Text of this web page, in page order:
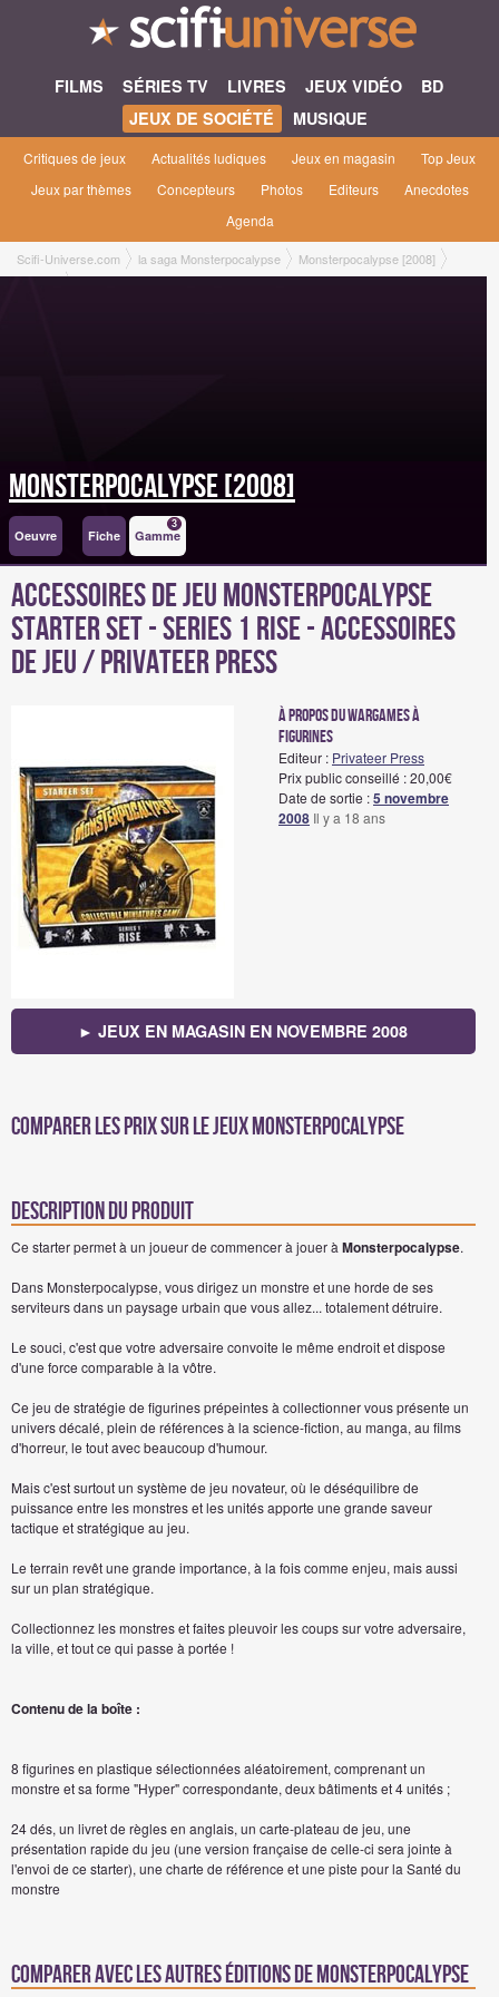
FILMS SÉRIES TV LIVRES JEUX VIDÉO
BD
JEUX DE SOCIÉTÉ
MUSIQUE
Critiques de jeux Actualités ludiques Jeux en magasin
Top Jeux
Jeux par thèmes
Concepteurs Photos Editeurs
Anecdotes
Agenda
Scifi-Universe.com la saga Monsterpocalypse
Monsterpocalypse [2008]
Gamme
Monsterpocalypse [2008]
Oeuvre Fiche Gamme
3
Accessoires de jeu Monsterpocalypse
Starter Set - Series 1 Rise - Accessoires
de jeu / Privateer Press
à propos du wargames à
figurines
Editeur : Privateer Press
Prix public conseillé : 20,00€
Date de sortie :5 novembre
2008 Il y a 18 ans
► JEUX EN MAGASIN EN NOVEMBRE 2008
Comparer les prix sur Le jeux Monsterpocalypse
Description du produit
Ce starter permet à un joueur de commencer à jouer à Monsterpocalypse.
Dans Monsterpocalypse, vous dirigez un monstre et une horde de ses
serviteurs dans un paysage urbain que vous allez... totalement détruire.
Le souci, c'est que votre adversaire convoite le même endroit et dispose
d'une force comparable à la vôtre.
Ce jeu de stratégie de figurines prépeintes à collectionner vous présente un
univers décalé, plein de références à la science-fiction, au manga, au films
d'horreur, le tout avec beaucoup d'humour.
Mais c'est surtout un système de jeu novateur, où le déséquilibre de
puissance entre les monstres et les unités apporte une grande saveur
tactique et stratégique au jeu.
Le terrain revêt une grande importance, à la fois comme enjeu, mais aussi
sur un plan stratégique.
Collectionnez les monstres et faites pleuvoir les coups sur votre adversaire,
la ville, et tout ce qui passe à portée !
Contenu de la boîte :
8 figurines en plastique sélectionnées aléatoirement, comprenant un
monstre et sa forme "Hyper" correspondante, deux bâtiments et 4 unités ;
24 dés, un livret de règles en anglais, un carte-plateau de jeu, une
présentation rapide du jeu (une version française de celle-ci sera jointe à
l'envoi de ce starter), une charte de référence et une piste pour la Santé du
monstre
Comparer avec les autres éditions de Monsterpocalypse